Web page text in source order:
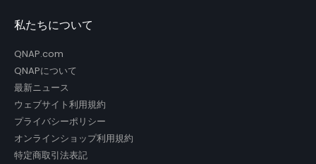
私たちについて
QNAP.com
QNAPについて
最新ニュース
ウェブサイト利用規約
プライバシーポリシー
オンラインショップ利用規約
特定商取引法表記